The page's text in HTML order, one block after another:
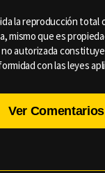
la reproducción total
mismo que es
autorizada
con las leyes
Ver Comentarios